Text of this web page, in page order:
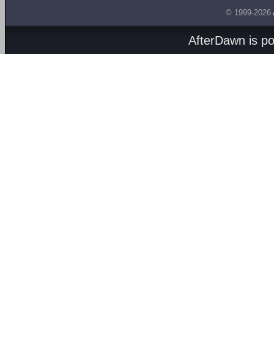
© 1999-2026
AfterDawn is